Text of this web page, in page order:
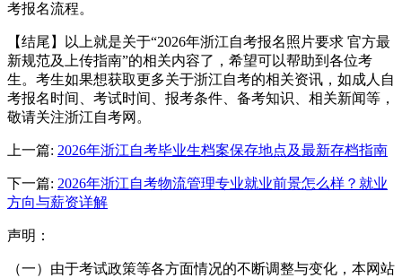
考报名流程。
【结尾】以上就是关于“2026年浙江自考报名照片要求 官方最
新规范及上传指南”的相关内容了，希望可以帮助到各位考
生。考生如果想获取更多关于浙江自考的相关资讯，如成人自
考报名时间、考试时间、报考条件、备考知识、相关新闻等，
敬请关注浙江自考网。
上一篇: 2026年浙江自考毕业生档案保存地点及最新存档指南
下一篇: 2026年浙江自考物流管理专业就业前景怎么样？就业
方向与薪资详解
声明：
（一）由于考试政策等各方面情况的不断调整与变化，本网站